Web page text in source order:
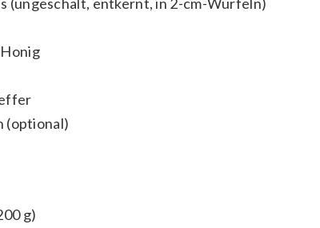
(optional)
g)